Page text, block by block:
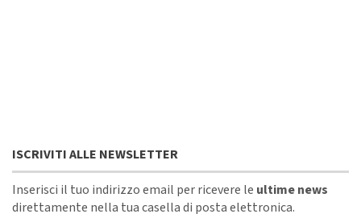
ISCRIVITI ALLE NEWSLETTER
Inserisci il tuo indirizzo email per ricevere le ultime news
direttamente nella tua casella di posta elettronica.